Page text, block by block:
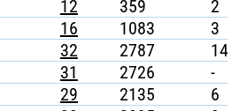
12 359 2
16 1083 3
32 2787 14
31 2726 -
29 2135 6